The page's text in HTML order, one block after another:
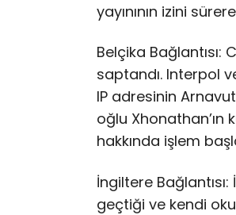
yayınının izini
Belçika Bağlantısı:
saptandı. Interpol
IP adresinin
oğlu Xhonathan’ın
hakkında işlem
İngiltere
geçtiği ve kendi